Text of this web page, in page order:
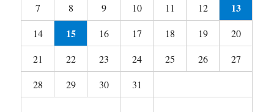
7
8 9 10 11 12 13
14 15 16 17 18 19
20
21
22 23 24 25 26
27
28
29 30 31